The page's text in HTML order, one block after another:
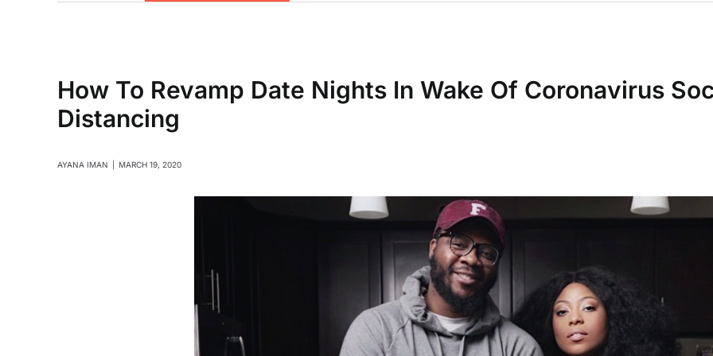
How To Revamp Date Nights In Wake Of Coronavirus
Distancing
AYANA IMAN MARCH 19, 2020